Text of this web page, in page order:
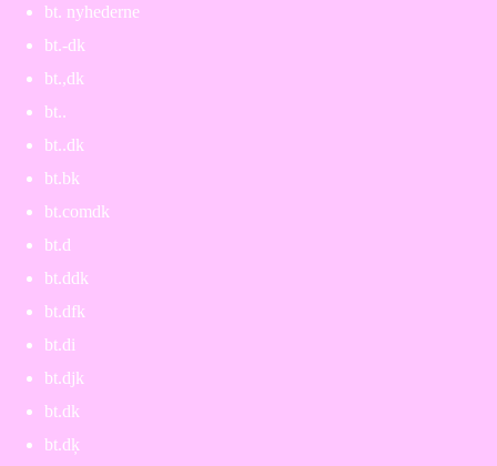
bt. nyhederne
bt.-dk
bt.,dk
bt..
bt..dk
bt.bk
bt.comdk
bt.d
bt.ddk
bt.dfk
bt.di
bt.djk
bt.dk
bt.dķ